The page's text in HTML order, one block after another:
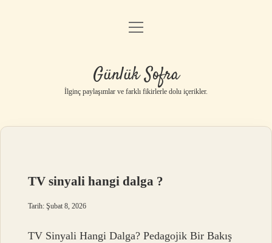
Anasayfa
Yasal Uyarı
menüyü
Günlük Sofra
İlginç paylaşımlar ve farklı fikirlerle dolu içerikler.
TV sinyali hangi dalga ?
Tarih: Şubat 8, 2026
TV Sinyali Hangi Dalga? Pedagojik Bir Bakış